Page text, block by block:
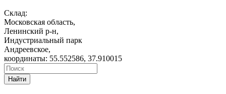
Склад:
Московская область,
Ленинский р-н,
Индустриальный парк
Андреевское,
координаты: 55.552586, 37.910015
Найти